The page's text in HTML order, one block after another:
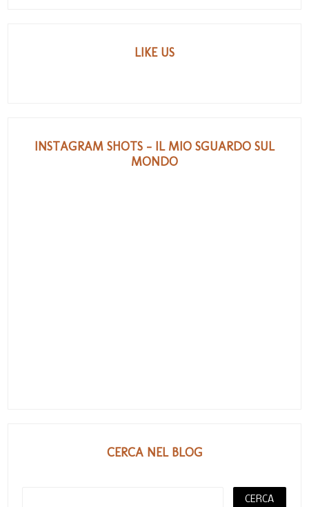
LIKE US
INSTAGRAM SHOTS - IL MIO SGUARDO SUL
MONDO
CERCA NEL BLOG